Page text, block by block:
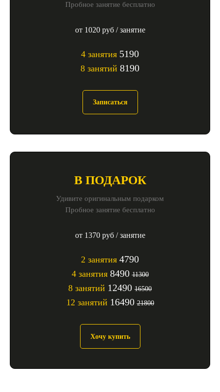
Пробное занятие бесплатно
от 1020 руб / занятие
4 занятия 5190
8 занятий 8190
Записаться
В ПОДАРОК
Удивите оригинальным подарком
Пробное занятие бесплатно
от 1370 руб / занятие
2 занятия 4790
4 занятия 849011300
8 занятий 12490 16500
12 занятий 1649021800
Хочу купить